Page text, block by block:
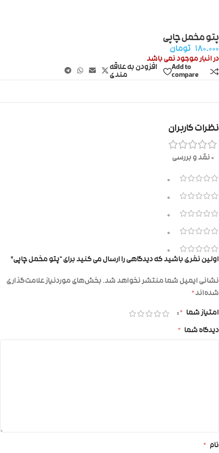
پتو مخمل چاپی
۱۸۰.۰۰۰ تومان
در انبار موجود نمی باشد
Add to
compare
افزودن به علاقه
مندی
نظرات کاربران
0 نقد و بررسی
0
0
0
0
0
اولین نفری باشید که دیدگاهی را ارسال می کنید برای “پتو مخمل چاپی”
نشانی ایمیل شما منتشر نخواهد شد.بخش‌های موردنیاز علامت‌گذاری
شده‌اند*
امتیاز شما *
دیدگاه شما *
نام *